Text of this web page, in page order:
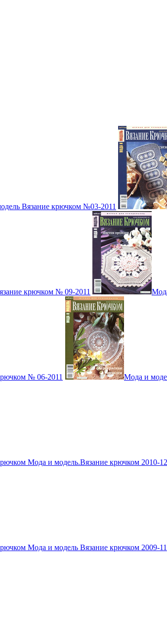
Вязание крючком №03-2011
крючком № 09-2011
№ 06-2011 Мода и
Мода и модель.Вязание крючком 2010-12
Мода и модель Вязание крючком 2009-11